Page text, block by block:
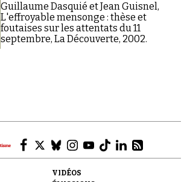
Guillaume Dasquié et Jean Guisnel,
L'effroyable mensonge : thèse et
foutaises sur les attentats du 11
septembre, La Découverte, 2002.
VIDÉOS